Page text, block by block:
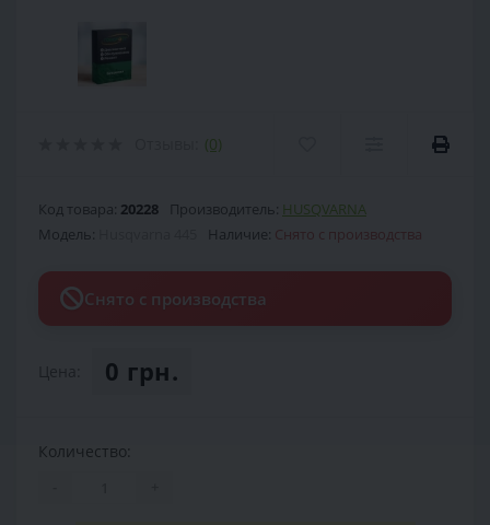
(0)
Код товара: 20228 Производитель: HUSQVARNA
Модель:
Наличие: Снято с производства
Снято с производства
0 грн.
Количество: